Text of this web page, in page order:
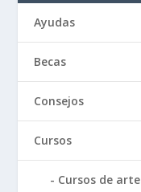
Ayudas
Becas
Consejos
Cursos
Cursos de arte